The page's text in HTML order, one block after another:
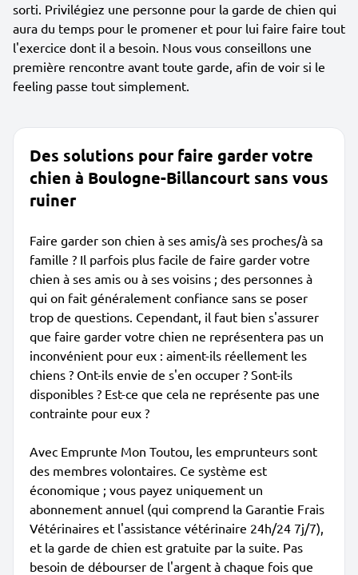
sorti. Privilégiez une personne pour la garde de chien qui
aura du temps pour le promener et pour lui faire faire tout
l'exercice dont il a besoin. Nous vous conseillons une
première rencontre avant toute garde, afin de voir si le
feeling passe tout simplement.
Des solutions pour faire garder votre
chien à Boulogne-Billancourt sans vous
ruiner
Faire garder son chien à ses amis/à ses proches/à sa
famille ? Il parfois plus facile de faire garder votre
chien à ses amis ou à ses voisins ; des personnes à
qui on fait généralement confiance sans se poser
trop de questions. Cependant, il faut bien s'assurer
que faire garder votre chien ne représentera pas un
inconvénient pour eux : aiment-ils réellement les
chiens ? Ont-ils envie de s'en occuper ? Sont-ils
disponibles ? Est-ce que cela ne représente pas une
contrainte pour eux ?
Avec Emprunte Mon Toutou, les emprunteurs sont
des membres volontaires. Ce système est
économique ; vous payez uniquement un
abonnement annuel (qui comprend la Garantie Frais
Vétérinaires et l'assistance vétérinaire 24h/24 7j/7),
et la garde de chien est gratuite par la suite. Pas
besoin de débourser de l'argent à chaque fois que